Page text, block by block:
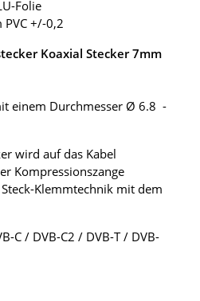
Folie
+/-0,2
Koaxial Stecker 7mm
einem Durchmesser Ø 6.8 -
wird auf das Kabel
Kompressionszange
Klemmtechnik mit dem
C / DVB-C2 / DVB-T / DVB-